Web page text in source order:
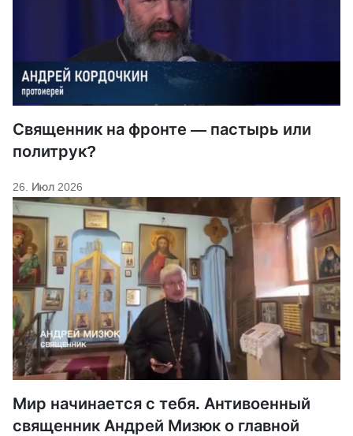
Священник на фронте — пастырь или
политрук?
26. Июл 2026
Мир начинается с тебя. Антивоенный
священник Андрей Мизюк о главной